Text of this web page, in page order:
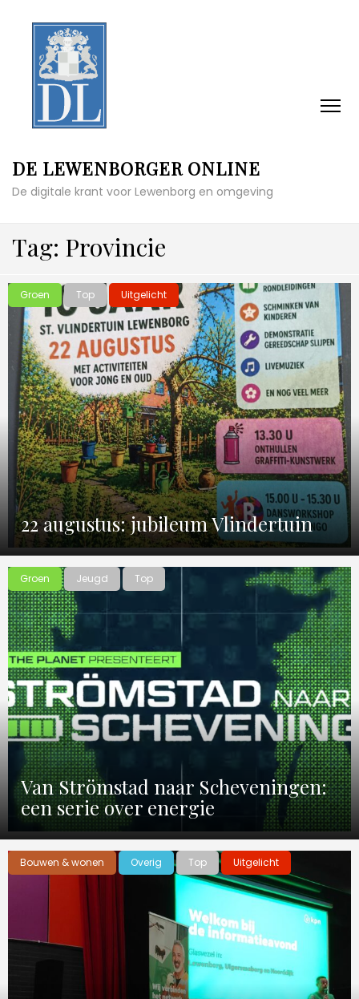
DE LEWENBORGER ONLINE
De digitale krant voor Lewenborg en omgeving
Tag: Provincie
Groen Top Uitgelicht
22 augustus: jubileum Vlindertuin
Groen Jeugd Top
Van Strömstad naar Scheveningen:
een serie over energie
Bouwen & wonen Overig Top Uitgelicht